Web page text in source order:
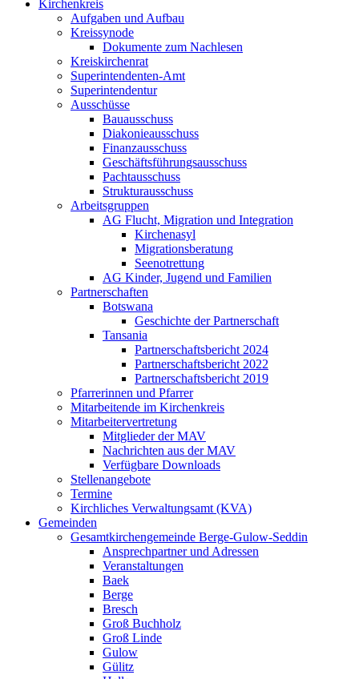
Kirchenkreis
Aufgaben und Aufbau
Kreissynode
Dokumente zum Nachlesen
Kreiskirchenrat
Superintendenten-Amt
Superintendentur
Ausschüsse
Bauausschuss
Diakonieausschuss
Finanzausschuss
Geschäftsführungsausschuss
Pachtausschuss
Strukturausschuss
Arbeitsgruppen
AG Flucht, Migration und Integration
Kirchenasyl
Migrationsberatung
Seenotrettung
AG Kinder, Jugend und Familien
Partnerschaften
Botswana
Geschichte der Partnerschaft
Tansania
Partnerschaftsbericht 2024
Partnerschaftsbericht 2022
Partnerschaftsbericht 2019
Pfarrerinnen und Pfarrer
Mitarbeitende im Kirchenkreis
Mitarbeitervertretung
Mitglieder der MAV
Nachrichten aus der MAV
Verfügbare Downloads
Stellenangebote
Termine
Kirchliches Verwaltungsamt (KVA)
Gemeinden
Gesamtkirchengemeinde Berge-Gulow-Seddin
Ansprechpartner und Adressen
Veranstaltungen
Baek
Berge
Bresch
Groß Buchholz
Groß Linde
Gulow
Gülitz